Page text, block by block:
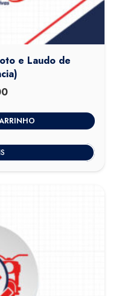
e Laudo de